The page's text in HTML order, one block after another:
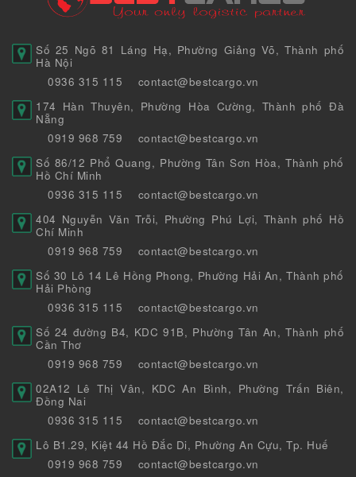
Số 25 Ngõ 81 Láng Hạ, Phường Giảng Võ, Thành phố
Hà Nội
0936 315 115
contact@bestcargo.vn
174 Hàn Thuyên, Phường Hòa Cường, Thành phố Đà
Nẵng
0919 968 759
contact@bestcargo.vn
Số 86/12 Phổ Quang, Phường Tân Sơn Hòa, Thành phố
Hồ Chí Minh
0936 315 115
contact@bestcargo.vn
404 Nguyễn Văn Trỗi, Phường Phú Lợi, Thành phố Hồ
Chí Minh
0919 968 759
contact@bestcargo.vn
Số 30 Lô 14 Lê Hồng Phong, Phường Hải An, Thành phố
Hải Phòng
0936 315 115
contact@bestcargo.vn
Số 24 đường B4, KDC 91B, Phường Tân An, Thành phố
Cần Thơ
0919 968 759
contact@bestcargo.vn
02A12 Lê Thị Vân, KDC An Bình, Phường Trấn Biên,
Đồng Nai
0936 315 115
contact@bestcargo.vn
Lô B1.29, Kiệt 44 Hồ Đắc Di, Phường An Cựu, Tp. Huế
0919 968 759
contact@bestcargo.vn